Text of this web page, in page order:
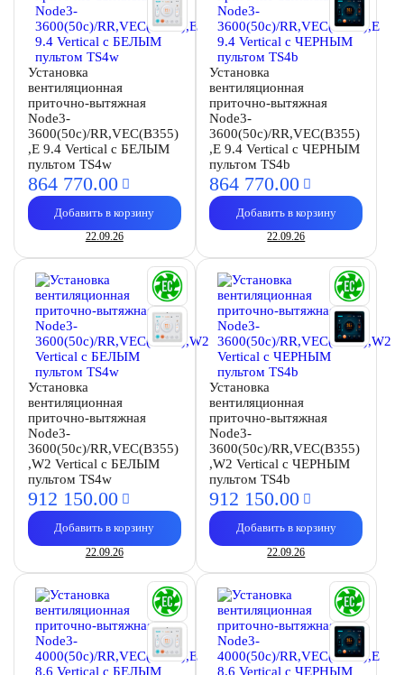
Установка
вентиляционная
приточно-вытяжная
Node3-
3600(50c)/RR,VEC(B355)
,E 9.4 Vertical с БЕЛЫМ
пультом TS4w
864 770.00
Добавить в корзину
22.09.26
Установка
вентиляционная
приточно-вытяжная
Node3-
3600(50c)/RR,VEC(B355)
,E 9.4 Vertical с ЧЕРНЫМ
пультом TS4b
864 770.00
Добавить в корзину
22.09.26
Установка
вентиляционная
приточно-вытяжная
Node3-
3600(50c)/RR,VEC(B355)
,W2 Vertical с БЕЛЫМ
пультом TS4w
912 150.00
Добавить в корзину
22.09.26
Установка
вентиляционная
приточно-вытяжная
Node3-
3600(50c)/RR,VEC(B355)
,W2 Vertical с ЧЕРНЫМ
пультом TS4b
912 150.00
Добавить в корзину
22.09.26